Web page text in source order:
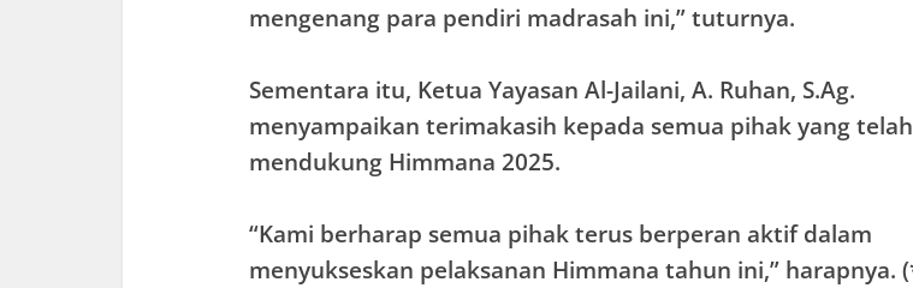
mengenang para pendiri madrasah ini,” tuturnya.
Sementara itu, Ketua Yayasan Al-Jailani, A. Ruhan, S.Ag.
menyampaikan terimakasih kepada semua pihak yang telah
mendukung Himmana 2025.
“Kami berharap semua pihak terus berperan aktif dalam
menyukseskan pelaksanan Himmana tahun ini,” harapnya.